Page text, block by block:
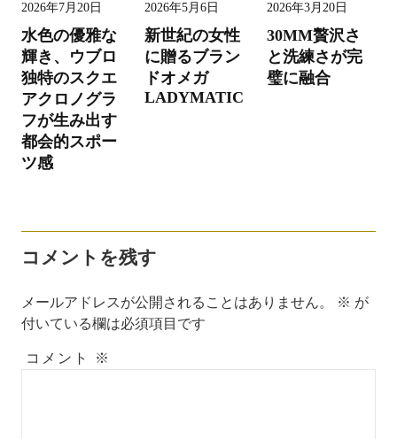
ゲ
ー
シ
ョ
ン
2026年7月20日
水色の優雅な
輝き、ウブロ
独特のスクエ
アクロノグラ
フが生み出す
都会的スポー
ツ感
2026年5月6日
新世紀の女性
に贈るブラン
ドオメガ
LADYMATIC
2026年3月20日
30MM贅沢さ
と洗練さが完
璧に融合
コメントを残す
メールアドレスが公開されることはありません。 ※ が
付いている欄は必須項目です
コメント ※